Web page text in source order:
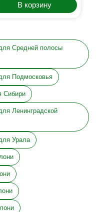
В корзину
Средней полосы
Подмосковья
Сибири
Ленинградской
Урала